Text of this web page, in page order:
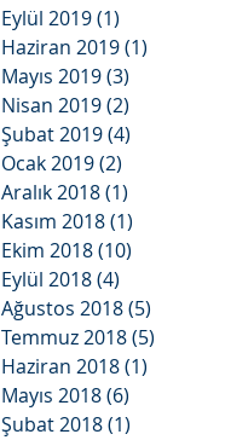
Eylül 2019(1)
Haziran 2019(1)
Mayıs 2019(3)
Nisan 2019(2)
Şubat 2019(4)
Ocak 2019(2)
Aralık 2018(1)
Kasım 2018(1)
Ekim 2018(10)
Eylül 2018(4)
Ağustos 2018(5)
Temmuz 2018(5)
Haziran 2018(1)
Mayıs 2018(6)
Şubat 2018(1)